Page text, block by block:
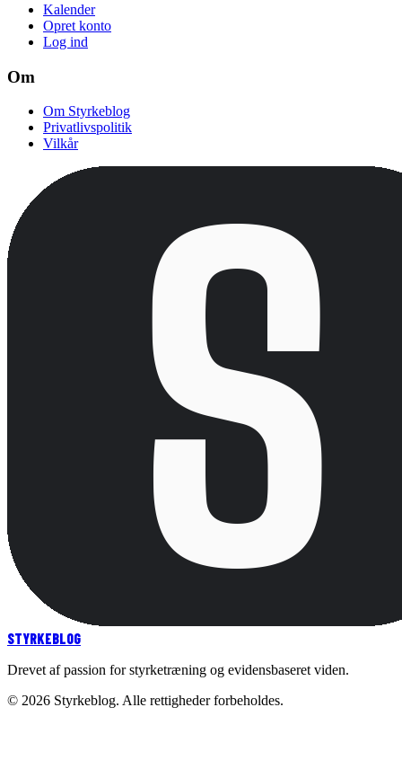
Kalender
Opret konto
Log ind
Om
Om Styrkeblog
Privatlivspolitik
Vilkår
STYRKEBLOG
Drevet af passion for styrketræning og evidensbaseret viden.
© 2026 Styrkeblog. Alle rettigheder forbeholdes.